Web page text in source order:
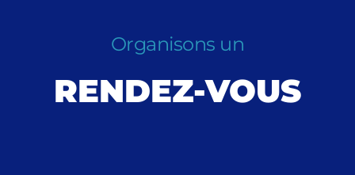
Organisons un
RENDEZ-VOUS